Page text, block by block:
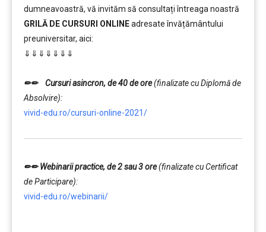
dumneavoastră, vă invităm să consultați întreaga noastră
GRILĂ DE CURSURI ONLINEadresate învățământului
preuniversitar, aici:
⇓⇓⇓⇓⇓⇓⇓
✏✏
Cursuri asincron, de 40 de ore(finalizate cu Diplomă de
Absolvire):
vivid-edu.ro/cursuri-online-2021/
✏✏Webinarii practice, de 2 sau 3 ore(finalizate cu Certificat
de Participare):
vivid-edu.ro/webinarii/